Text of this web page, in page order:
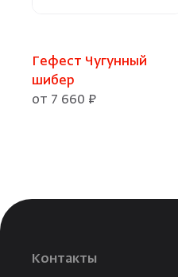
Гефест Чугунный
шибер
от 7 660 ₽
Контакты